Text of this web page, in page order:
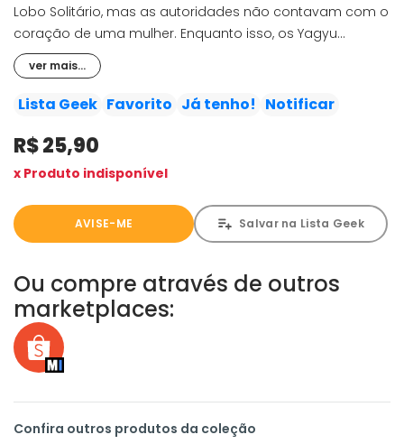
Lobo Solitário, mas as autoridades não contavam com o
coração de uma mulher. Enquanto isso, os Yagyu
convocaram os mais mortais caçadores de
recompensas do Japão, e ofereceram uma recompensa
ainda maior pela captura.
ver mais...
Lista Geek Favorito Já tenho! Notificar
R$ 25,90
x Produto indisponível
AVISE-ME Salvar na Lista Geek
Ou compre através de outros
marketplaces:
Confira outros produtos da coleção